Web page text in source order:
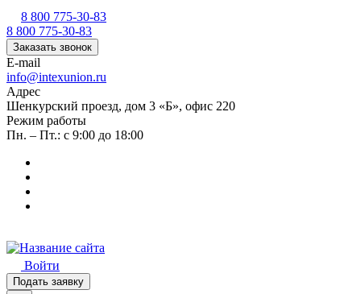
8 800 775-30-83
8 800 775-30-83
Заказать звонок
E-mail
info@intexunion.ru
Адрес
Шенкурский проезд, дом 3 «Б», офис 220
Режим работы
Пн. – Пт.: с 9:00 до 18:00
Войти
Подать заявку